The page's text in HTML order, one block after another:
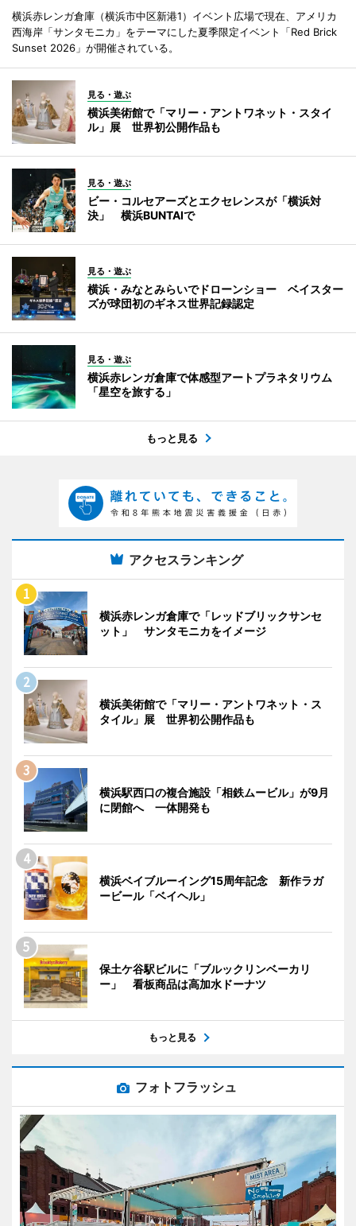
横浜赤レンガ倉庫（横浜市中区新港1）イベント広場で現在、アメリカ
西海岸「サンタモニカ」をテーマにした夏季限定イベント「Red Brick
Sunset 2026」が開催されている。
見る・遊ぶ
横浜美術館で「マリー・アントワネット・スタイ
ル」展 世界初公開作品も
見る・遊ぶ
ビー・コルセアーズとエクセレンスが「横浜対
決」 横浜BUNTAIで
見る・遊ぶ
横浜・みなとみらいでドローンショー ベイスター
ズが球団初のギネス世界記録認定
見る・遊ぶ
横浜赤レンガ倉庫で体感型アートプラネタリウム
「星空を旅する」
もっと見る
アクセスランキング
横浜赤レンガ倉庫で「レッドブリックサンセ
ット」 サンタモニカをイメージ
横浜美術館で「マリー・アントワネット・ス
タイル」展 世界初公開作品も
横浜駅西口の複合施設「相鉄ムービル」が9月
に閉館へ 一体開発も
横浜ベイブルーイング15周年記念 新作ラガ
ービール「ベイヘル」
保土ケ谷駅ビルに「ブルックリンベーカリ
ー」 看板商品は高加水ドーナツ
もっと見る
フォトフラッシュ